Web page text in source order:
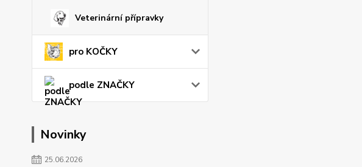
Veterinární přípravky
pro KOČKY
podle ZNAČKY
Novinky
25.06.2026